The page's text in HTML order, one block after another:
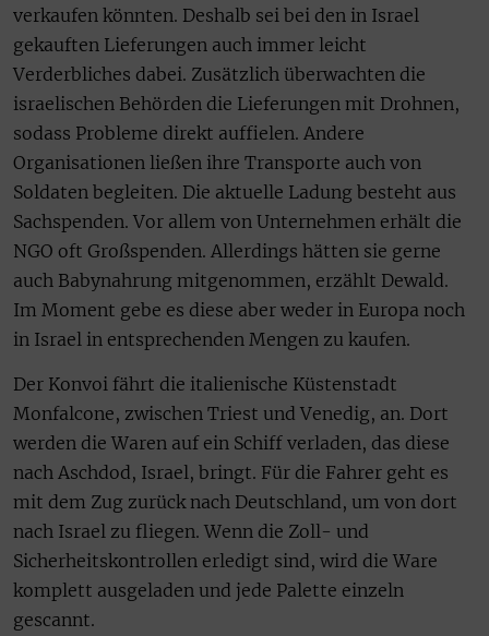
verkaufen könnten. Deshalb sei bei den in Israel
gekauften Lieferungen auch immer leicht
Verderbliches dabei. Zusätzlich überwachten die
israelischen Behörden die Lieferungen mit Drohnen,
sodass Probleme direkt auffielen. Andere
Organisationen ließen ihre Transporte auch von
Soldaten begleiten. Die aktuelle Ladung besteht aus
Sachspenden. Vor allem von Unternehmen erhält die
NGO oft Großspenden. Allerdings hätten sie gerne
auch Babynahrung mitgenommen, erzählt Dewald.
Im Moment gebe es diese aber weder in Europa noch
in Israel in entsprechenden Mengen zu kaufen.
Der Konvoi fährt die italienische Küstenstadt
Monfalcone, zwischen Triest und Venedig, an. Dort
werden die Waren auf ein Schiff verladen, das diese
nach Aschdod, Israel, bringt. Für die Fahrer geht es
mit dem Zug zurück nach Deutschland, um von dort
nach Israel zu fliegen. Wenn die Zoll- und
Sicherheitskontrollen erledigt sind, wird die Ware
komplett ausgeladen und jede Palette einzeln
gescannt.